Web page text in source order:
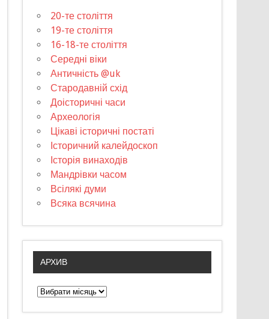
20-те століття
19-те століття
16-18-те століття
Середні віки
Античність @uk
Стародавній схід
Доісторичні часи
Археологія
Цікаві історичні постаті
Історичний калейдоскоп
Історія винаходів
Мандрівки часом
Всілякі думи
Всяка всячина
АРХИВ
А
р
х